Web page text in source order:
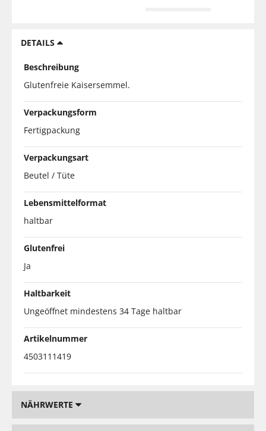
DETAILS
Beschreibung
Glutenfreie Kaisersemmel.
Verpackungsform
Fertigpackung
Verpackungsart
Beutel / Tüte
Lebensmittelformat
haltbar
Glutenfrei
Ja
Haltbarkeit
Ungeöffnet mindestens 34 Tage haltbar
Artikelnummer
4503111419
NÄHRWERTE